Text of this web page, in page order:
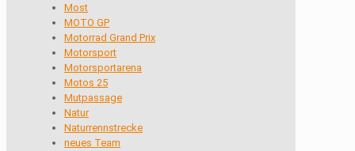
Most
MOTO GP
Motorrad Grand Prix
Motorsport
Motorsportarena
Motos 25
Mutpassage
Natur
Naturrennstrecke
neues Team